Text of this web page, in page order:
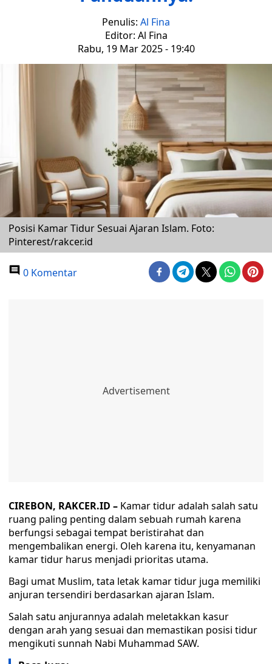
Penulis: Al Fina
Editor: Al Fina
Rabu, 19 Mar 2025 - 19:40
Posisi Kamar Tidur Sesuai Ajaran Islam. Foto:
Pinterest/rakcer.id
0 Komentar
CIREBON, RAKCER.ID – Kamar tidur adalah salah satu
ruang paling penting dalam sebuah rumah karena
berfungsi sebagai tempat beristirahat dan
mengembalikan energi. Oleh karena itu, kenyamanan
kamar tidur harus menjadi prioritas utama.
Bagi umat Muslim, tata letak kamar tidur juga memiliki
anjuran tersendiri berdasarkan ajaran Islam.
Salah satu anjurannya adalah meletakkan kasur
dengan arah yang sesuai dan memastikan posisi tidur
mengikuti sunnah Nabi Muhammad SAW.